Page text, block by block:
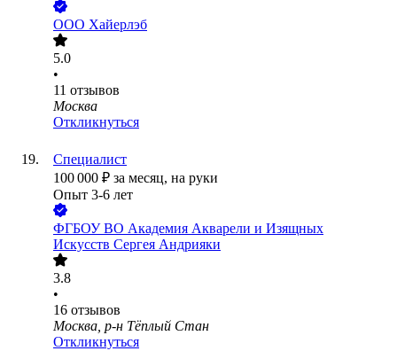
ООО Хайерлэб
5.0
•
11 отзывов
Москва
Откликнуться
Специалист
100 000 ₽ за месяц, на руки
Опыт 3-6 лет
ФГБОУ ВО Академия Акварели и Изящных
Искусств Сергея Андрияки
3.8
•
16 отзывов
Москва, р-н Тёплый Стан
Откликнуться